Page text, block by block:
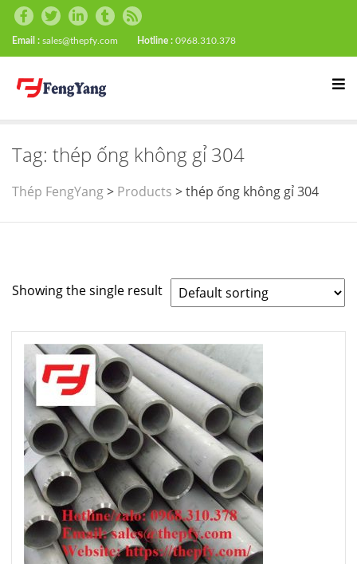
Email : sales@thepfy.com Hotline : 0968.310.378
Tag: thép ống không gỉ 304
Thép FengYang> Products >thép ống không gỉ 304
Showing the single result